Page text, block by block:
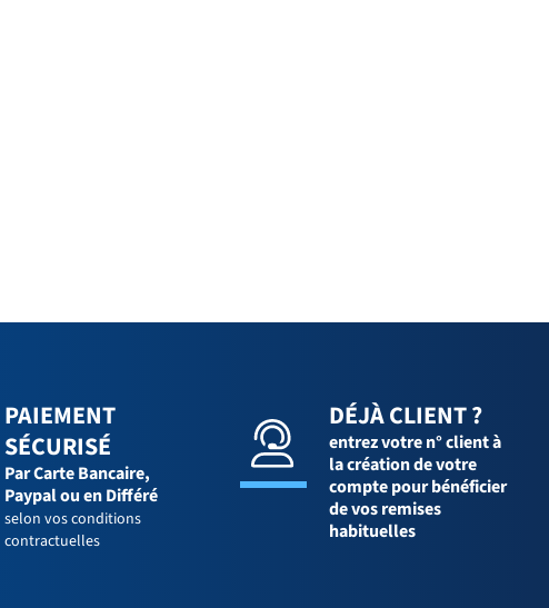
PAIEMENT
SÉCURISÉ
Par Carte Bancaire,
Paypal ou en Différé
selon vos conditions
contractuelles
DÉJÀ CLIENT ?
entrez votre n° client à
la création de votre
compte pour bénéficier
de vos remises
habituelles